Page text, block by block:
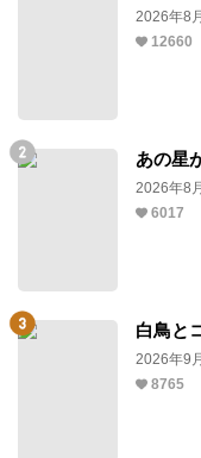
2026年8
12660
あの星
2026年8
6017
白鳥と
2026年9
8765